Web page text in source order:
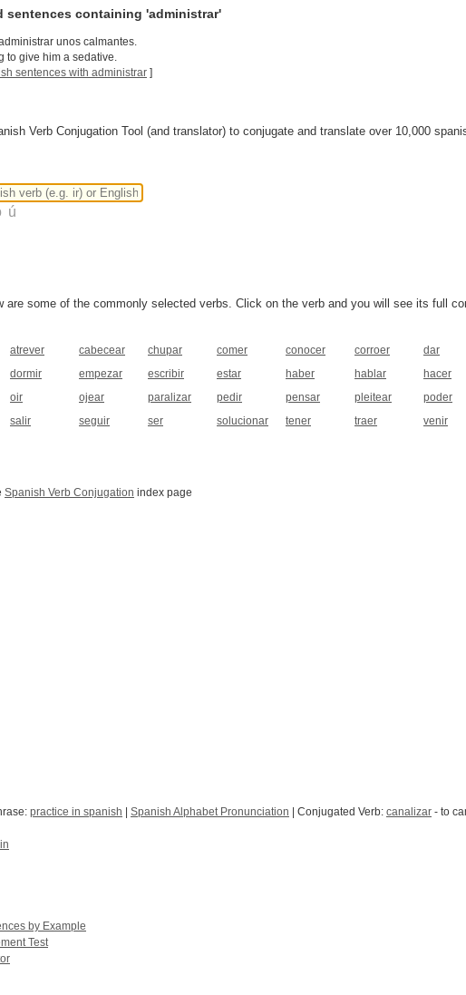
sentences containing 'administrar'
unos calmantes.
to give him a sedative.
sentences with administrar ]
Verb Conjugation Tool (and translator) to conjugate and translate over 10,000
are some of the commonly selected verbs. Click on the verb and you will see its full
atrever cabecear chupar comer conocer corroer dar
dormir empezar escribir estar haber hablar hacer
oir ojear paralizar pedir pensar pleitear poder
salir seguir ser solucionar tener traer venir
Spanish Verb Conjugation index page
practice in spanish Spanish Alphabet Pronunciation | Conjugated Verb: canalizar - to
by Example
Test